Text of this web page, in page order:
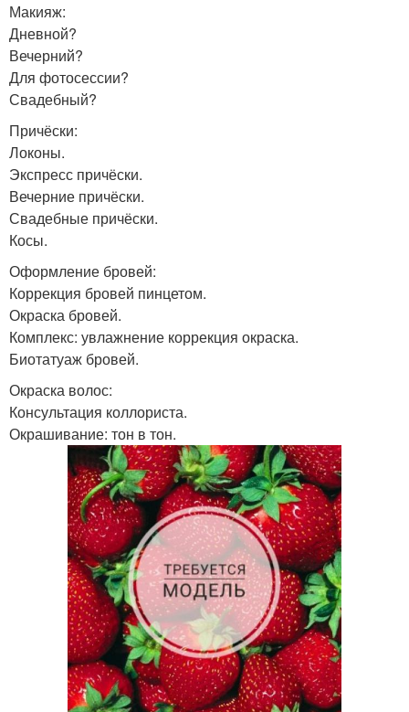
Макияж:
Дневной?
Вечерний?
Для фотосессии?
Свадебный?
Причёски:
Локоны.
Экспресс причёски.
Вечерние причёски.
Свадебные причёски.
Косы.
Оформление бровей:
Коррекция бровей пинцетом.
Окраска бровей.
Комплекс: увлажнение коррекция окраска.
Биотатуаж бровей.
Окраска волос:
Консультация коллориста.
Окрашивание: тон в тон.